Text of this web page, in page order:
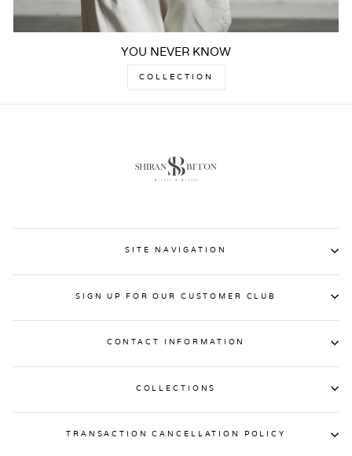
YOU NEVER KNOW
COLLECTION
SITE NAVIGATION
SIGN UP FOR OUR CUSTOMER CLUB
CONTACT INFORMATION
COLLECTIONS
TRANSACTION CANCELLATION POLICY